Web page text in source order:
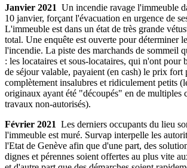
Janvier 2021 Un incendie ravage l'immeuble
10 janvier, forçant l'évacuation en urgence de
L'immeuble est dans un état de très grande
total. Une enquête est ouverte pour déterminer
l'incendie. La piste des marchands de sommeil
: les locataires et sous-locataires, qui n'ont pour
de séjour valable, payaient (en cash) le prix fort
complètement insalubres et ridiculement petits
originaux ayant été "découpés" en de multiples
travaux non-autorisés).
Février 2021 Les derniers occupants du lieu
l'immeuble est muré. Survap interpelle les
l'Etat de Genève afin que d'une part, des
dignes et pérennes soient offertes au plus vite